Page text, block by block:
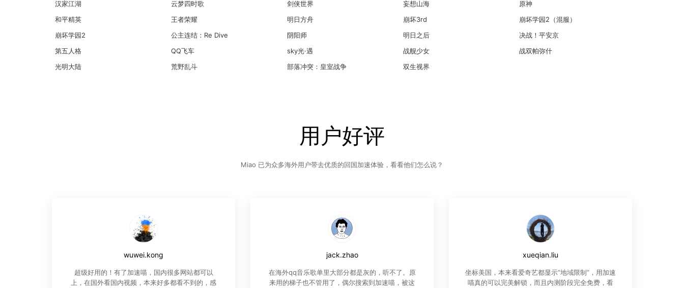
汉家江湖
云梦四时歌 剑侠世界 妄想山海
原神
和平精英
王者荣耀 明日方舟 崩坏3rd
崩坏学园2（混服）
崩坏学园2
公主连结：Re Dive 阴阳师 明日之后
决战！平安京
第五人格
QQ飞车 sky光·遇 战舰少女
战双帕弥什
光明大陆
荒野乱斗 部落冲突：皇室战争 双生视界
用户好评
Miao 已为众多海外用户带去优质的回国加速体验，看看他们怎么说？
wuwei.kong
超级好用的！有了加速喵，国内很多网站都可以
上，在国外看国内视频，本来好多都看不到的，感
jack.zhao
在海外qq音乐歌单里大部分都是灰的，听不了。原
来用的梯子也不管用了，偶尔搜索到加速喵，被这
xueqian.liu
坐标美国，本来看爱奇艺都显示“地域限制”，用加速
喵真的可以完美解锁，而且内测阶段完全免费，看